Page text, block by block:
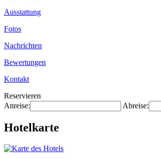
Ausstattung
Fotos
Nachrichten
Bewertungen
Kontakt
Reservieren
Anreise:
Abreise:
Hotelkarte